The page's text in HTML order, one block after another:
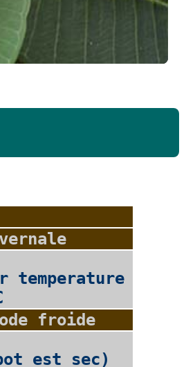
temperature
froide
est sec)